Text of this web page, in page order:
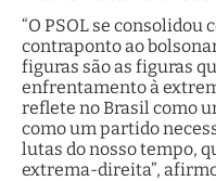
“O PSOL se consolidou
contraponto ao
figuras são as figuras
enfrentamento à
reflete no Brasil como
como um partido
lutas do nosso tempo,
extrema-direita”,